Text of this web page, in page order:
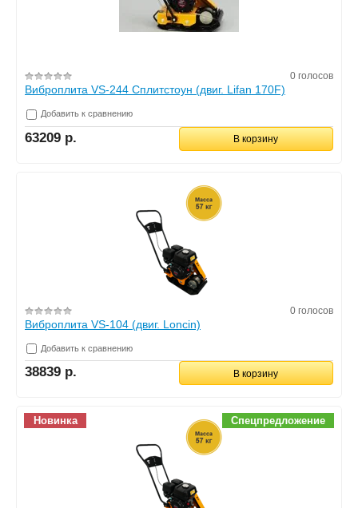
0 голосов
Виброплита VS-244 Сплитстоун (двиг. Lifan 170F)
Добавить к сравнению
63209 р. В корзину
0 голосов
Виброплита VS-104 (двиг. Loncin)
Добавить к сравнению
38839 р. В корзину
Новинка Спецпредложение